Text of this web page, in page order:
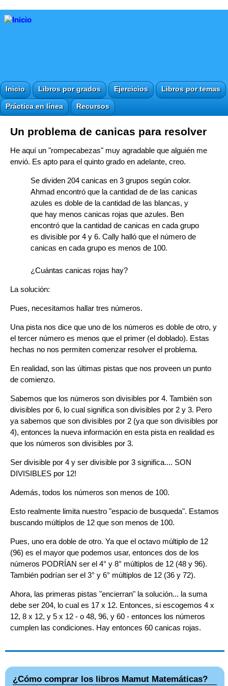
Inicio Libros por grados Ejercicios Libros por temas
Práctica en línea Recursos
Un problema de canicas para resolver
He aquí un "rompecabezas" muy agradable que alguién me
envió. Es apto para el quinto grado en adelante, creo.
Se dividen 204 canicas en 3 grupos según color.
Ahmad encontró que la cantidad de de las canicas
azules es doble de la cantidad de las blancas, y
que hay menos canicas rojas que azules. Ben
encontró que la cantidad de canicas en cada grupo
es divisible por 4 y 6. Cally halló que el número de
canicas en cada grupo es menos de 100.
¿Cuántas canicas rojas hay?
La solución:
Pues, necesitamos hallar tres números.
Una pista nos dice que uno de los números es doble de otro, y
el tercer número es menos que el primer (el doblado). Estas
hechas no nos permiten comenzar resolver el problema.
En realidad, son las últimas pistas que nos proveen un punto
de comienzo.
Sabemos que los números son divisibles por 4. También son
divisibles por 6, lo cual significa son divisibles por 2 y 3. Pero
ya sabemos que son divisibles por 2 (ya que son divisibles por
4), entonces la nueva información en esta pista en realidad es
que los números son divisibles por 3.
Ser divisible por 4 y ser divisible por 3 significa.... SON
DIVISIBLES por 12!
Además, todos los números son menos de 100.
Esto realmente limita nuestro "espacio de busqueda". Estamos
buscando múltiplos de 12 que son menos de 100.
Pues, uno era doble de otro. Ya que el octavo múltiplo de 12
(96) es el mayor que podemos usar, entonces dos de los
números PODRÍAN ser el 4° y 8° múltiplos de 12 (48 y 96).
También podrían ser el 3° y 6° múltiplos de 12 (36 y 72).
Ahora, las primeras pistas "encierran" la solución... la suma
debe ser 204, lo cual es 17 x 12. Entonces, si escogemos 4 x
12, 8 x 12, y 5 x 12 - o 48, 96, y 60 - entonces los números
cumplen las condiciones. Hay entonces 60 canicas rojas.
¿Cómo comprar los libros Mamut Matemáticas?